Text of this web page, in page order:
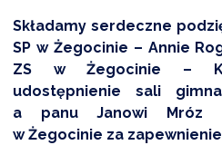
Składamy serdeczne
SP w Żegocinie – Annie
ZS w Żegocinie –
udostępnienie sali
a panu Janowi Mróz
w Żegocinie za